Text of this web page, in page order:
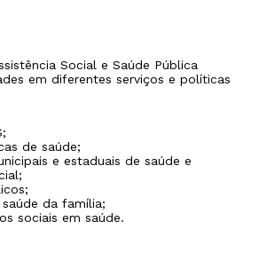
Social e Saúde Pública
em diferentes serviços e políticas
de saúde;
e estaduais de saúde e
da família;
sociais em saúde.